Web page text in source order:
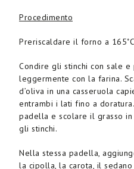
Procedimento
Preriscaldare il forno a
Condire gli stinchi con sale
leggermente con la farina.
d’oliva in una casseruola
entrambi i lati fino a
padella e scolare il grasso
gli stinchi.
Nella stessa padella,
la cipolla, la carota, il